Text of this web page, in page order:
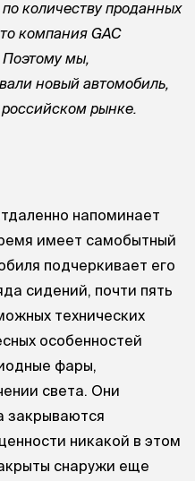
количеству проданных
компания GAC
Поэтому мы,
новый автомобиль,
рынке.
напоминает
имеет самобытный
подчеркивает его
сидений, почти пять
технических
особенностей
фары,
света. Они
закрываются
никакой в этом
снаружи еще